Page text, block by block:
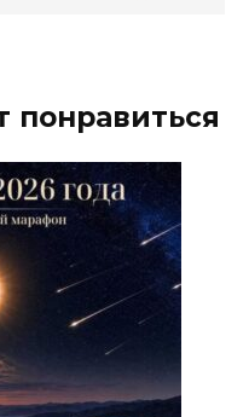
понравиться